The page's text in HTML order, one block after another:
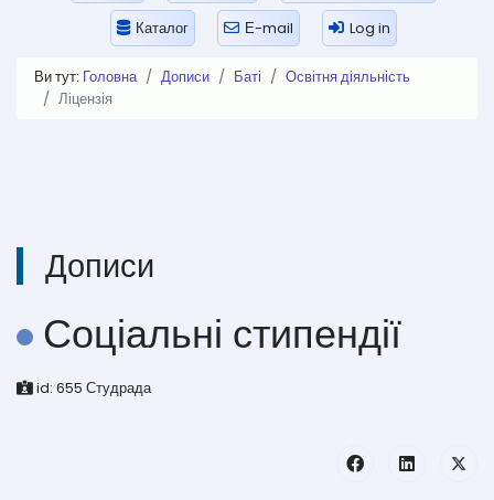
Каталог Е-mail Log in
Ви тут: Головна Дописи Баті
Освітня діяльність
Ліцензія
Дописи
Соціальні стипендії
id: 655 Студрада